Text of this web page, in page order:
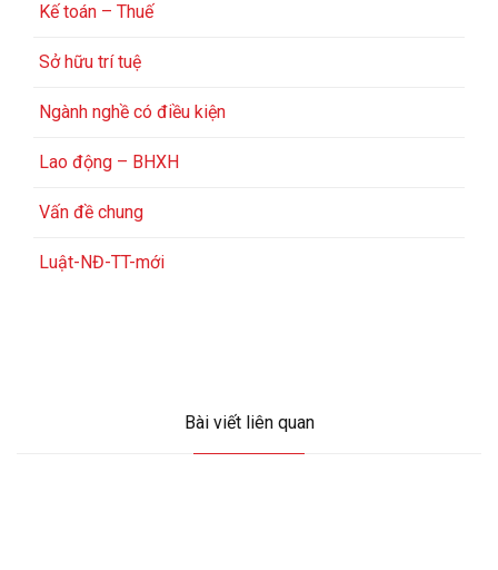
Kế toán – Thuế
Sở hữu trí tuệ
Ngành nghề có điều kiện
Lao động – BHXH
Vấn đề chung
Luật-NĐ-TT-mới
Bài viết liên quan